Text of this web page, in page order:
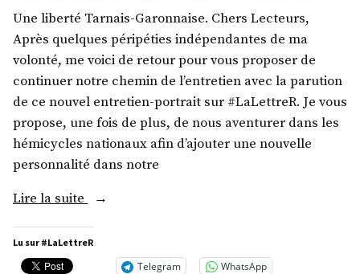
Une liberté Tarnais-Garonnaise. Chers Lecteurs,
Après quelques péripéties indépendantes de ma
volonté, me voici de retour pour vous proposer de
continuer notre chemin de l’entretien avec la parution
de ce nouvel entretien-portrait sur #LaLettreR. Je vous
propose, une fois de plus, de nous aventurer dans les
hémicycles nationaux afin d’ajouter une nouvelle
personnalité dans notre
Lire la suite
« M.
Antoine
Levi »
Lu sur #LaLettreR
Telegram WhatsApp